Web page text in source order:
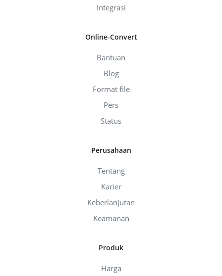
Integrasi
Online-Convert
Bantuan
Blog
Format file
Pers
Status
Perusahaan
Tentang
Karier
Keberlanjutan
Keamanan
Produk
Harga